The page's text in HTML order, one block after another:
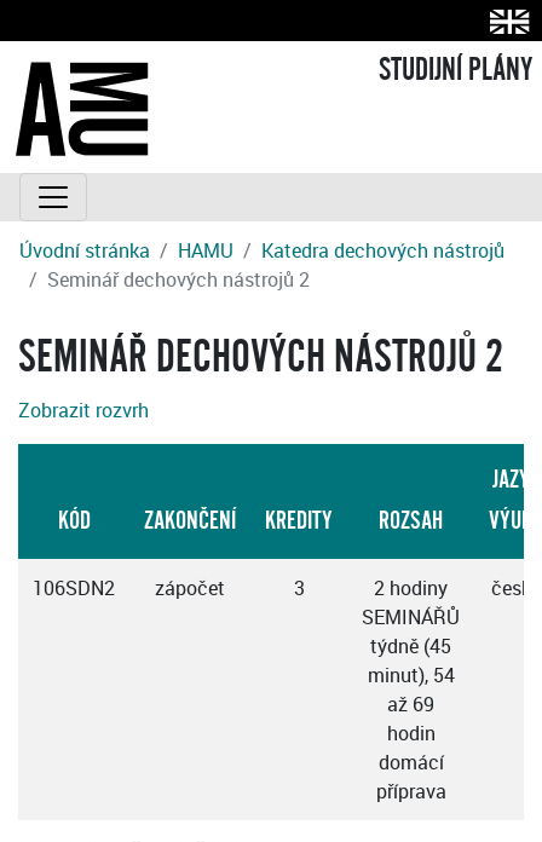
STUDIJNÍ PLÁNY
Úvodní stránka HAMU
Katedra dechových nástrojů
Seminář dechových nástrojů 2
SEMINÁŘ DECHOVÝCH NÁSTROJŮ 2
Zobrazit rozvrh
KÓD ZAKONČENÍ KREDITY ROZSAH
JAZYK
VÝUKY
106SDN2 zápočet 3
2 hodiny
SEMINÁŘŮ
týdně (45
minut), 54
až 69
hodin
domácí
příprava
česky